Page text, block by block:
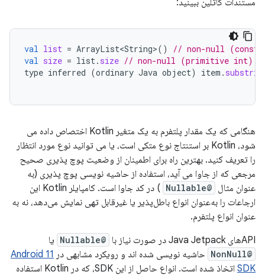
مستندات کاتلین ببینید:
val list = ArrayList<String>()
// non-null
val size = list. size // non-null (primitive int)
type inferred (ordinary Java object) item .
هنگامی که یک مقدار پلتفرم به یک متغیر Kotlin اختصاص داده می
شود، Kotlin بر استنتاج نوع متکی است، یا می توانید نوع مورد انتظار
را تعریف کنید. بهترین راه برای اطمینان از وضعیت پوچ پذیری صحیح
مرجعی که از جاوا می آید، استفاده از حاشیه نویسی پوچ پذیری (به
عنوان مثال @Nullable
) در کد جاوا است. کامپایلر Kotlin این
ارجاعات را به‌عنوان انواع باطل‌پذیر یا غیرقابل تهی نمایش می‌دهد، نه به
عنوان انواع پلتفرم.
APIهای Java Jetpack در صورت نیاز با
@Nullable یا
@NonNull حاشیه نویسی شده اند و رویکرد مشابهی در Android 11
SDK
اتخاذ شده است. انواع حاصل از این SDK، که در Kotlin استفاده